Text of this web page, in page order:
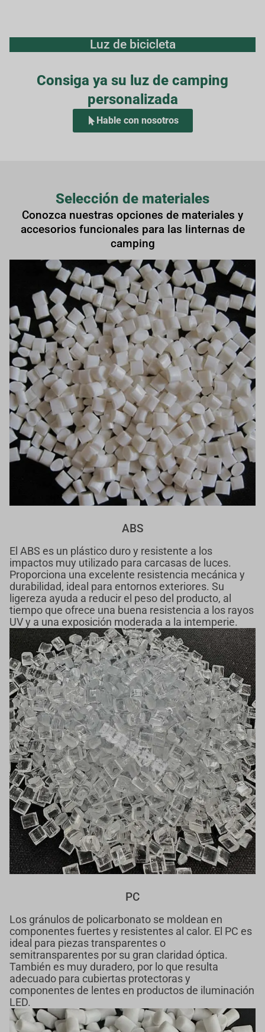
Luz de bicicleta
Consiga ya su luz de camping
personalizada
Hable con nosotros
Selección de materiales
Conozca nuestras opciones de materiales y
accesorios funcionales para las linternas de
camping
ABS
El ABS es un plástico duro y resistente a los
impactos muy utilizado para carcasas de luces.
Proporciona una excelente resistencia mecánica y
durabilidad, ideal para entornos exteriores. Su
ligereza ayuda a reducir el peso del producto, al
tiempo que ofrece una buena resistencia a los rayos
UV y a una exposición moderada a la intemperie.
PC
Los gránulos de policarbonato se moldean en
componentes fuertes y resistentes al calor. El PC es
ideal para piezas transparentes o
semitransparentes por su gran claridad óptica.
También es muy duradero, por lo que resulta
adecuado para cubiertas protectoras y
componentes de lentes en productos de iluminación
LED.